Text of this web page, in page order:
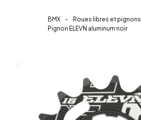
BMX - Roues libres et pignons
Pignon ELEVN aluminum noir